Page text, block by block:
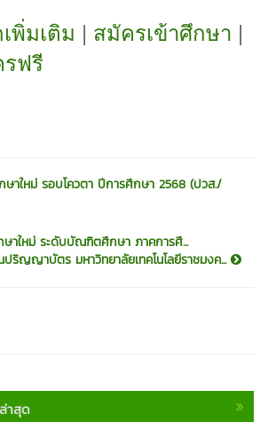
พิ่มเติม | สมัครเข้าศึกษา |
ฟรี
าใหม่ รอบโควตา ปีการศึกษา 2568 (ปวส./
าใหม่ ระดับบัณฑิตศึกษา ภาคการศึ...
ปริญญาบัตร มหาวิทยาลัยเทคโนโลยีราชมงค...
าสุด